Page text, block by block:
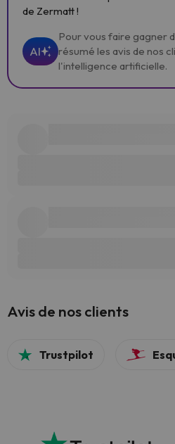
de Zermatt !
AI
Pour vous faire gagner
résumé les avis de nos
l'intelligence artificielle.
Avis de nos clients
Trustpilot